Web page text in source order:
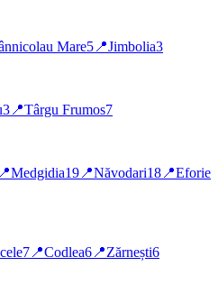
Mare5 📍Jimbolia3
3 📍Târgu Frumos7
📍Medgidia19 📍Năvodari18 📍Eforie
7 📍Codlea6 📍Zărnești6